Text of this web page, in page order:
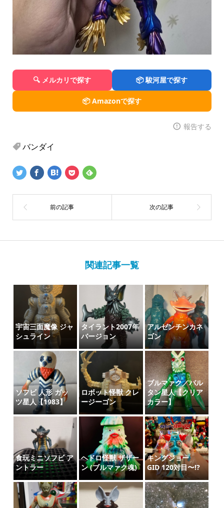
🔍 メルカリで探す 📦 駿河屋で探す
📦 Amazonで探す
報告する
バンダイ
関連記事一覧
宇宙三面魔像 ジャ
シュライン
タイラント2007年
バージョン
アルゼンチンカネ
ゴン
ソフビ 人形 ガッ
ツ星人【1983】
ロボット怪獣 クレ
ージーゴン
ブルマァク／バル
タン星人【クリア
カラー】
食玩ミニソフビ ア
ントラー
ヘドロ怪獣 ザザー
ン (ブルマァク魂)
キングジョー
GID 120対目〜⁉️